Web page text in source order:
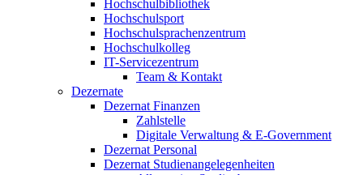
Hochschulbibliothek
Hochschulsport
Hochschulsprachenzentrum
Hochschulkolleg
IT-Servicezentrum
Team & Kontakt
Dezernate
Dezernat Finanzen
Zahlstelle
Digitale Verwaltung & E-Government
Dezernat Personal
Dezernat Studienangelegenheiten